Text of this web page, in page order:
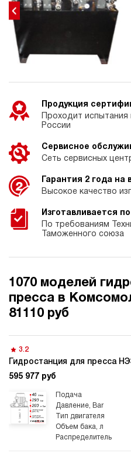
Продукция
Проходит
России
Сервисное
Сеть сервисных
Гарантия 2 года
Высокое качество
Изготавливается
По требованиям
Таможенного союза
1070 моделей
пресса в
81110 руб
Гидростанция для пресса
3.2
595 977 руб